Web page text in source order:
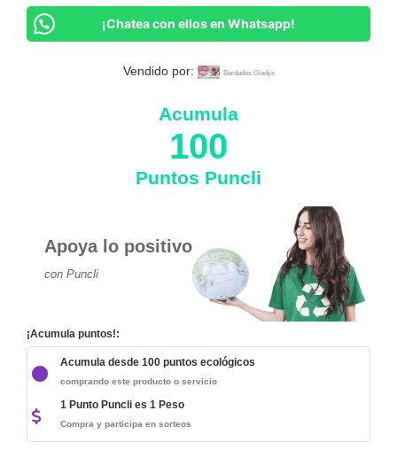
¡Chatea con ellos en Whatsapp!
Vendido por: Bordados Gladys
Acumula
100
Puntos Puncli
Apoya lo positivo
con Puncli
¡Acumula puntos!:
Acumula desde 100 puntos ecológicos
comprando este producto o servicio
1 Punto Puncli es 1 Peso
Compra y participa en sorteos